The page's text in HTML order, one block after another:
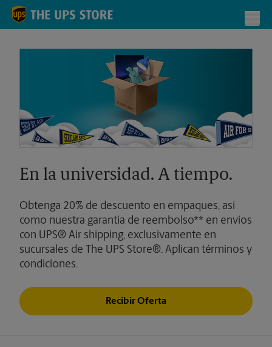
Skip to content
Return to Nav
En la universidad. A tiempo.
Obtenga 20% de descuento en empaques, así
como nuestra garantía de reembolso** en envíos
con UPS® Air shipping, exclusivamente en
sucursales de The UPS Store®. Aplican términos y
condiciones.
Recibir Oferta